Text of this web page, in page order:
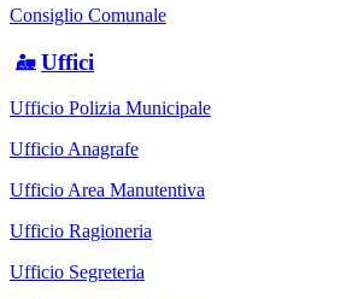
Consiglio Comunale
Uffici
Ufficio Polizia Municipale
Ufficio Anagrafe
Ufficio Area Manutentiva
Ufficio Ragioneria
Ufficio Segreteria